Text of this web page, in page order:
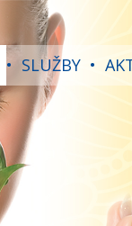
• SLUŽBY •